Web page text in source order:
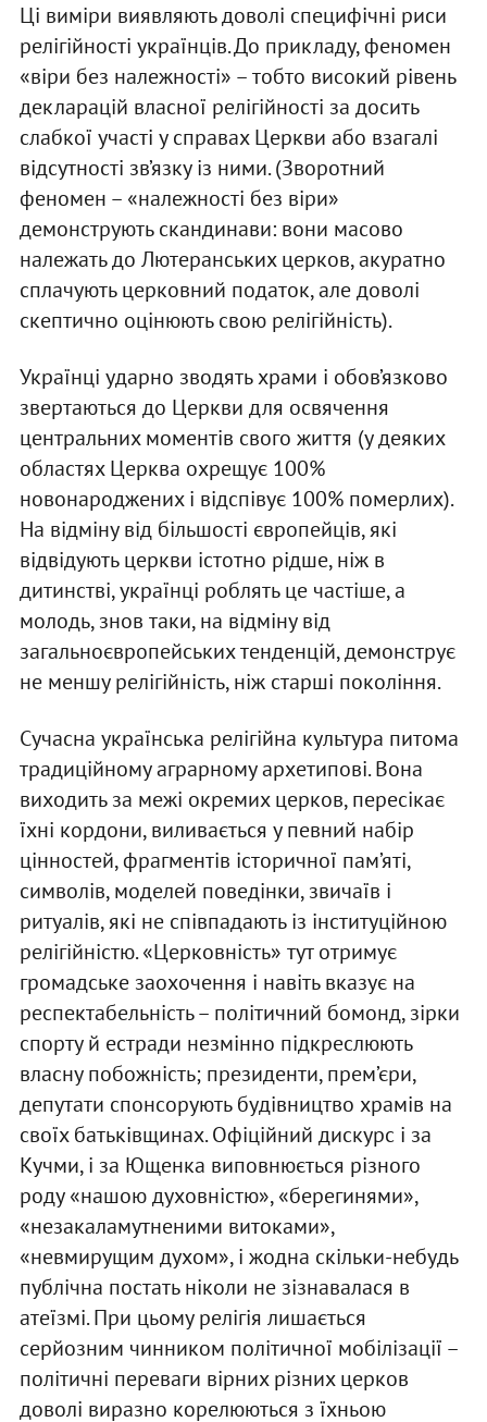
Ці виміри виявляють доволі специфічні риси
релігійності українців. До прикладу, феномен
«віри без належності» – тобто високий рівень
декларацій власної релігійності за досить
слабкої участі у справах Церкви або взагалі
відсутності зв’язку із ними. (Зворотний
феномен – «належності без віри»
демонструють скандинави: вони масово
належать до Лютеранських церков, акуратно
сплачують церковний податок, але доволі
скептично оцінюють свою релігійність).
Українці ударно зводять храми і обов’язково
звертаються до Церкви для освячення
центральних моментів свого життя (у деяких
областях Церква охрещує 100%
новонароджених і відспівує 100% померлих).
На відміну від більшості європейців, які
відвідують церкви істотно рідше, ніж в
дитинстві, українці роблять це частіше, а
молодь, знов таки, на відміну від
загальноєвропейських тенденцій, демонструє
не меншу релігійність, ніж старші покоління.
Сучасна українська релігійна культура питома
традиційному аграрному архетипові. Вона
виходить за межі окремих церков, пересікає
їхні кордони, виливається у певний набір
цінностей, фрагментів історичної пам’яті,
символів, моделей поведінки, звичаїв і
ритуалів, які не співпадають із інституційною
релігійністю. «Церковність» тут отримує
громадське заохочення і навіть вказує на
респектабельність – політичний бомонд, зірки
спорту й естради незмінно підкреслюють
власну побожність; президенти, прем’єри,
депутати спонсорують будівництво храмів на
своїх батьківщинах. Офіційний дискурс і за
Кучми, і за Ющенка виповнюється різного
роду «нашою духовністю», «берегинями»,
«незакаламутненими витоками»,
«невмирущим духом», і жодна скільки-небудь
публічна постать ніколи не зізнавалася в
атеїзмі. При цьому релігія лишається
серйозним чинником політичної мобілізації –
політичні переваги вірних різних церков
доволі виразно корелюються з їхньою